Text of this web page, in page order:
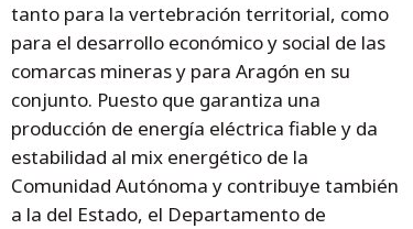
tanto para la vertebración territorial, como
para el desarrollo económico y social de las
comarcas mineras y para Aragón en su
conjunto. Puesto que garantiza una
producción de energía eléctrica fiable y da
estabilidad al mix energético de la
Comunidad Autónoma y contribuye también
a la del Estado, el Departamento de